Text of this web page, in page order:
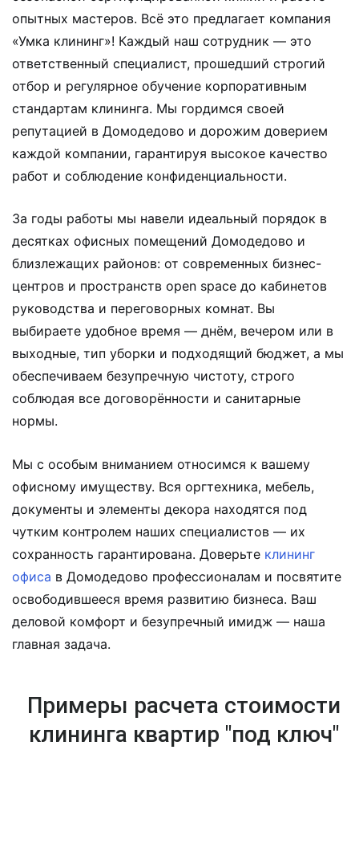
опытных мастеров. Всё это предлагает компания
«Умка клининг»! Каждый наш сотрудник — это
ответственный специалист, прошедший строгий
отбор и регулярное обучение корпоративным
стандартам клининга. Мы гордимся своей
репутацией в Домодедово и дорожим доверием
каждой компании, гарантируя высокое качество
работ и соблюдение конфиденциальности.
За годы работы мы навели идеальный порядок в
десятках офисных помещений Домодедово и
близлежащих районов: от современных бизнес-
центров и пространств open space до кабинетов
руководства и переговорных комнат. Вы
выбираете удобное время — днём, вечером или в
выходные, тип уборки и подходящий бюджет, а мы
обеспечиваем безупречную чистоту, строго
соблюдая все договорённости и санитарные
нормы.
Мы с особым вниманием относимся к вашему
офисному имуществу. Вся оргтехника, мебель,
документы и элементы декора находятся под
чутким контролем наших специалистов — их
сохранность гарантирована. Доверьте клининг
офиса в Домодедово профессионалам и посвятите
освободившееся время развитию бизнеса. Ваш
деловой комфорт и безупречный имидж — наша
главная задача.
Примеры расчета стоимости
клининга квартир "под ключ"